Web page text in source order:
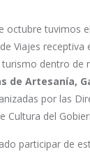
octubre tuvimos
Viajes receptiva
dentro de
de Artesanía,
por las
Cultura del
participar de